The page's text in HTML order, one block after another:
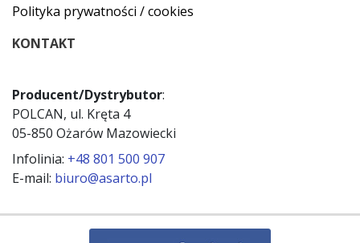
Polityka prywatności / cookies
KONTAKT
Producent/Dystrybutor:
POLCAN, ul. Kręta 4
05-850 Ożarów Mazowiecki
Infolinia: +48 801 500 907
E-mail: biuro@asarto.pl